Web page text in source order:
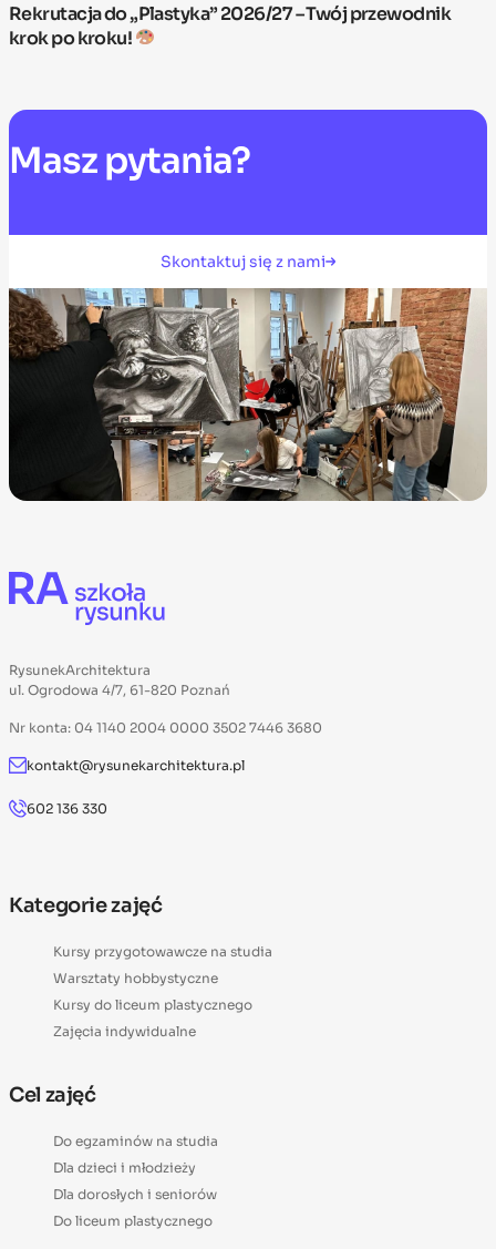
Rekrutacja do „Plastyka” 2026/27 – Twój przewodnik
krok po kroku!
Masz pytania?
Skontaktuj się z nami
RysunekArchitektura
ul. Ogrodowa 4/7, 61-820 Poznań
Nr konta: 04 1140 2004 0000 3502 7446 3680
kontakt@rysunekarchitektura.pl
602 136 330
Kategorie zajęć
Kursy przygotowawcze na studia
Warsztaty hobbystyczne
Kursy do liceum plastycznego
Zajęcia indywidualne
Cel zajęć
Do egzaminów na studia
Dla dzieci i młodzieży
Dla dorosłych i seniorów
Do liceum plastycznego